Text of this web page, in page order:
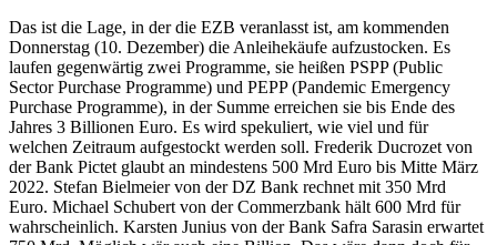
Das ist die Lage, in der die EZB veranlasst ist, am kommenden
Donnerstag (10. Dezember) die Anleihekäufe aufzustocken. Es
laufen gegenwärtig zwei Programme, sie heißen PSPP (Public
Sector Purchase Programme) und PEPP (Pandemic Emergency
Purchase Programme), in der Summe erreichen sie bis Ende des
Jahres 3 Billionen Euro. Es wird spekuliert, wie viel und für
welchen Zeitraum aufgestockt werden soll. Frederik Ducrozet von
der Bank Pictet glaubt an mindestens 500 Mrd Euro bis Mitte März
2022. Stefan Bielmeier von der DZ Bank rechnet mit 350 Mrd
Euro. Michael Schubert von der Commerzbank hält 600 Mrd für
wahrscheinlich. Karsten Junius von der Bank Safra Sarasin erwartet